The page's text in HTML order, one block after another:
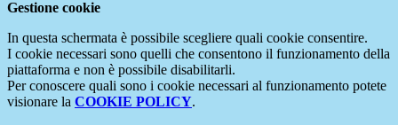
Gestione cookie
In questa schermata è possibile scegliere quali cookie consentire.
I cookie necessari sono quelli che consentono il funzionamento della
piattaforma e non è possibile disabilitarli.
Per conoscere quali sono i cookie necessari al funzionamento potete
visionare la COOKIE POLICY.